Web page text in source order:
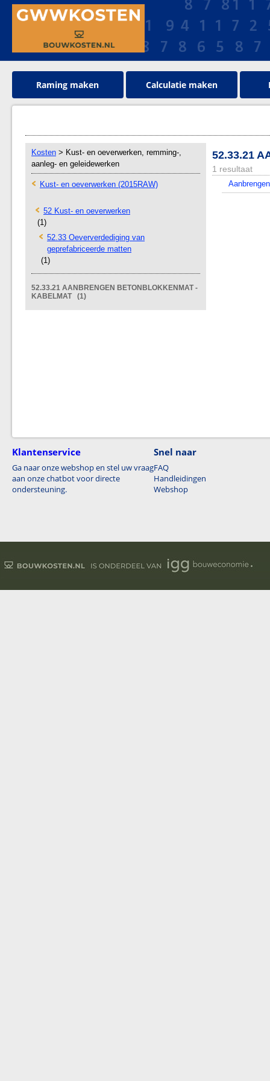
Raming maken Calculatie maken
Kosten > Kust- en oeverwerken, remming-,
aanleg- en geleidewerken
Kust- en oeverwerken (2015RAW)
52 Kust- en oeverwerken
(1)
52.33 Oeververdediging van
geprefabriceerde matten
(1)
52.33.21 AANBRENGEN BETONBLOKKENMAT -
KABELMAT (1)
52.33.21
1 resultaat
Klantenservice
Ga naar onze webshop en stel uw vraag
aan onze chatbot voor directe
ondersteuning.
Snel naar
FAQ
Handleidingen
Webshop